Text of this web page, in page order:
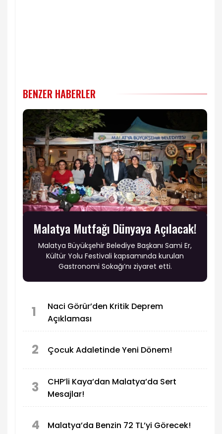
BENZER HABERLER
Malatya Mutfağı Dünyaya Açılacak!
Malatya Büyükşehir Belediye Başkanı Sami Er,
Kültür Yolu Festivali kapsamında kurulan
Gastronomi Sokağı’nı ziyaret etti.
1
Naci Görür’den Kritik Deprem
Açıklaması
2 Çocuk Adaletinde Yeni Dönem!
3
CHP’li Kaya’dan Malatya’da Sert
Mesajlar!
4 Malatya’da Benzin 72 TL’yi Görecek!